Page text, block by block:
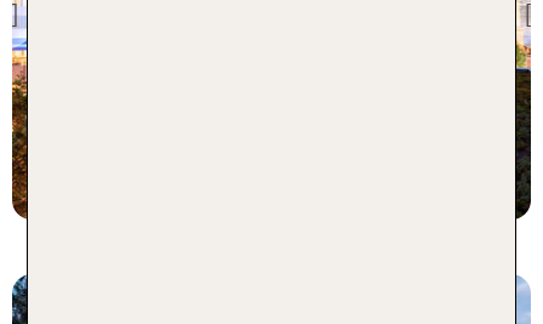
Previous